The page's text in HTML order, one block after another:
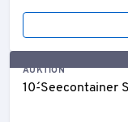
AUKTION
10´-Seecontainer